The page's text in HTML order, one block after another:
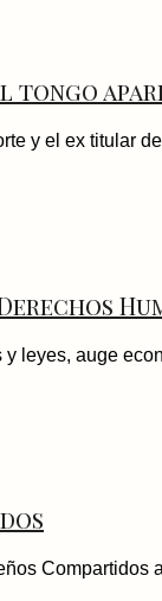
tongo
y el ex titular
y leyes, auge
Compartidos